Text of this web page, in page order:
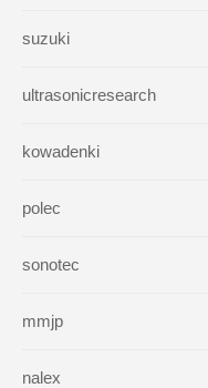
suzuki
ultrasonicresearch
kowadenki
polec
sonotec
mmjp
nalex